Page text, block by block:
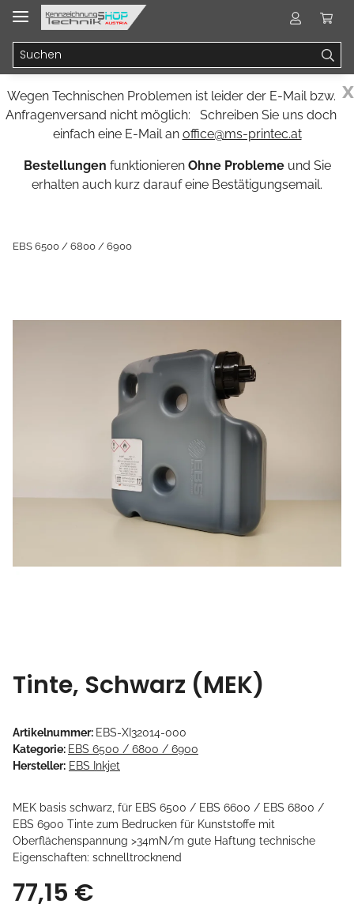
x
Wegen Technischen Problemen ist leider der E-Mail bzw.
Anfragenversand nicht möglich: Schreiben Sie uns doch
einfach eine E-Mail an office@ms-printec.at
Bestellungen funktionieren Ohne Problemeund Sie
erhalten auch kurz darauf eine Bestätigungsemail.
EBS 6500 / 6800 / 6900
Tinte, Schwarz (MEK)
Artikelnummer: EBS-XI32014-000
Kategorie: EBS 6500 / 6800 / 6900
Hersteller: EBS Inkjet
MEK basis schwarz, für EBS 6500 / EBS 6600 / EBS 6800 /
EBS 6900 Tinte zum Bedrucken für Kunststoffe mit
Oberflächenspannung >34mN/m gute Haftung technische
Eigenschaften: schnelltrocknend
77,15 €